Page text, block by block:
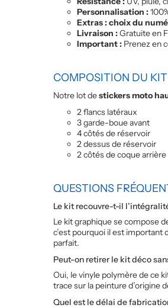
Personnalisation :
Extras : choix du
Livraison :Gratuite en
Important : Prenez en
COMPOSITION DU KIT
Notre lot destickers moto
2 flancs latéraux
3 garde-boue avant
4 côtés de réservoir
2 dessus de réservoir
2 côtés de coque arrière
QUESTIONS
Le kit recouvre-t-il
Le kit graphique se compose
c’est pourquoi il est
parfait.
Peut-on retirer le kit déco
Oui, le vinyle polymère de ce
trace sur la peinture d’origine
Quel est le délai de